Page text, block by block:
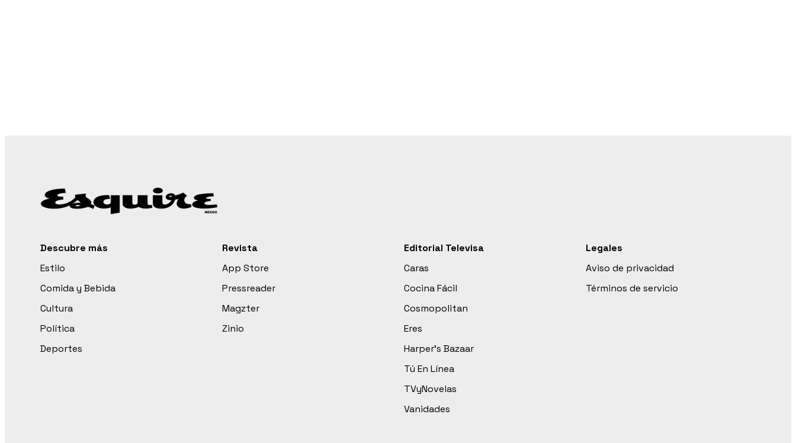
Descubre más
Estilo
Comida y Bebida
Cultura
Política
Deportes
Revista
App Store
Pressreader
Magzter
Zinio
Editorial Televisa
Caras
Cocina Fácil
Cosmopolitan
Eres
Harper’s Bazaar
Tú En Línea
TVyNovelas
Vanidades
Legales
Aviso de privacidad
Términos de servicio